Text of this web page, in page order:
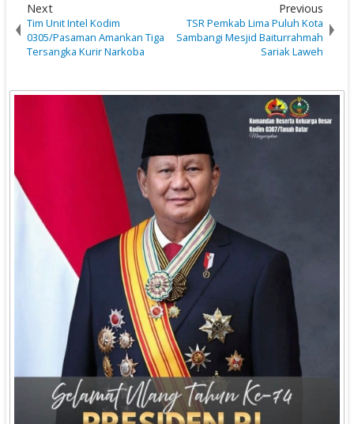
Next
Tim Unit Intel Kodim
0305/Pasaman Amankan Tiga
Tersangka Kurir Narkoba
Previous
TSR Pemkab Lima Puluh Kota
Sambangi Mesjid Baiturrahmah
Sariak Laweh